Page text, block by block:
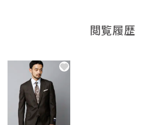
閲覧履歴